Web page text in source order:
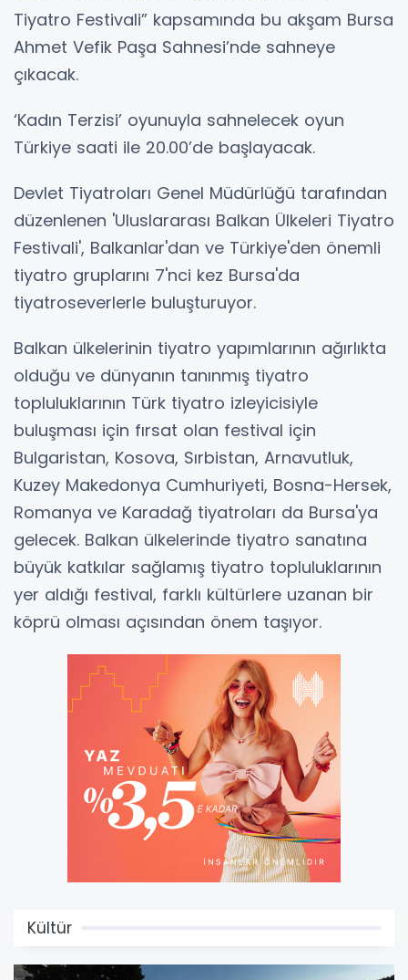
Tiyatro Festivali” kapsamında bu akşam Bursa
Ahmet Vefik Paşa Sahnesi’nde sahneye
çıkacak.
‘Kadın Terzisi’ oyunuyla sahnelecek oyun
Türkiye saati ile 20.00’de başlayacak.
Devlet Tiyatroları Genel Müdürlüğü tarafından
düzenlenen 'Uluslararası Balkan Ülkeleri Tiyatro
Festivali', Balkanlar'dan ve Türkiye'den önemli
tiyatro gruplarını 7'nci kez Bursa'da
tiyatroseverlerle buluşturuyor.
Balkan ülkelerinin tiyatro yapımlarının ağırlıkta
olduğu ve dünyanın tanınmış tiyatro
topluluklarının Türk tiyatro izleyicisiyle
buluşması için fırsat olan festival için
Bulgaristan, Kosova, Sırbistan, Arnavutluk,
Kuzey Makedonya Cumhuriyeti, Bosna-Hersek,
Romanya ve Karadağ tiyatroları da Bursa'ya
gelecek. Balkan ülkelerinde tiyatro sanatına
büyük katkılar sağlamış tiyatro topluluklarının
yer aldığı festival, farklı kültürlere uzanan bir
köprü olması açısından önem taşıyor.
Kültür